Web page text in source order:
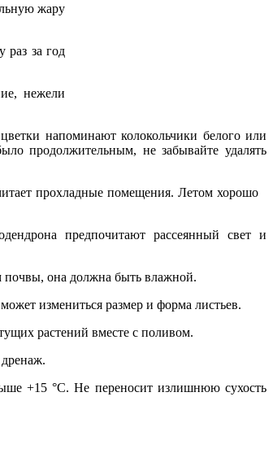
жару
раз за год
нежели
напоминают колокольчики белого или
продолжительным, не забывайте удалять
прохладные помещения. Летом хорошо
предпочитают рассеянный свет и
почвы, она должна быть влажной.
измениться размер и форма листьев.
растений вместе с поливом.
+15 °C. Не переносит излишнюю сухость